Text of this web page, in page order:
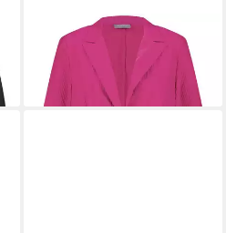
SAMOON
Jackenblazer
111,99 €
159,99 €
-30%